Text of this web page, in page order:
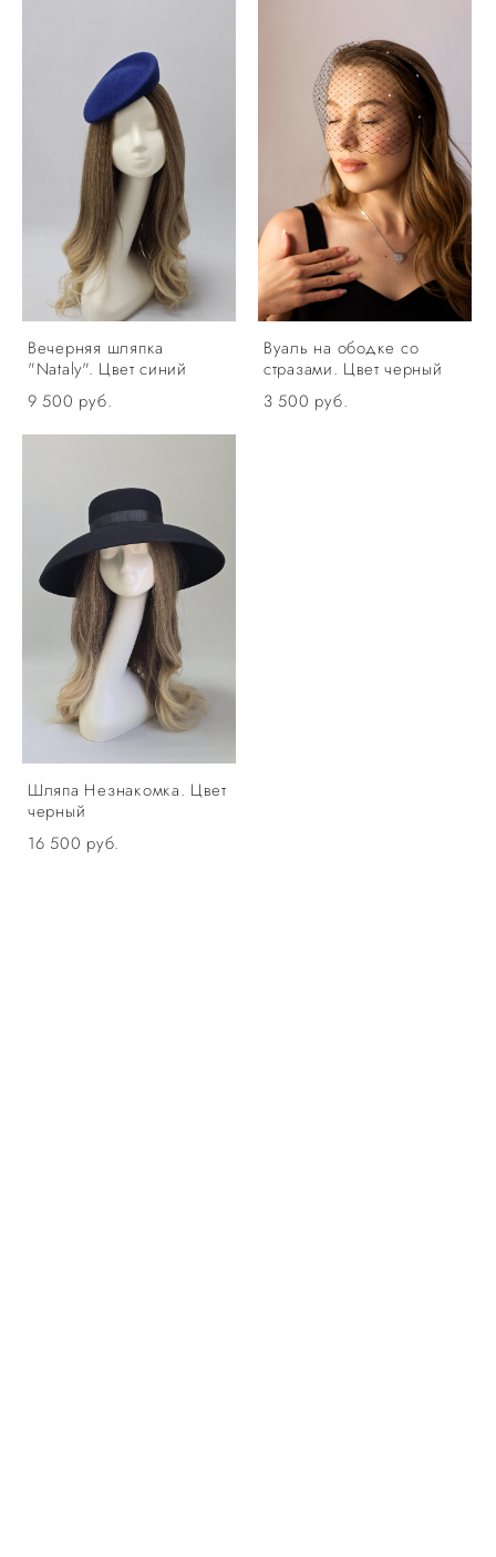
Вечерняя шляпка
"Nataly". Цвет синий
9 500 pуб.
Вуаль на ободке со
стразами. Цвет черный
3 500 pуб.
Шляпа Незнакомка. Цвет
черный
16 500 pуб.